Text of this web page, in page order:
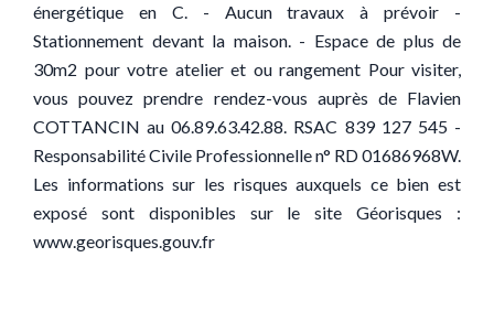
énergétique en C. - Aucun travaux à prévoir -
Stationnement devant la maison. - Espace de plus de
30m2 pour votre atelier et ou rangement Pour visiter,
vous pouvez prendre rendez-vous auprès de Flavien
COTTANCIN au 06.89.63.42.88. RSAC 839 127 545 -
Responsabilité Civile Professionnelle n° RD 01686968W.
Les informations sur les risques auxquels ce bien est
exposé sont disponibles sur le site Géorisques :
www.georisques.gouv.fr